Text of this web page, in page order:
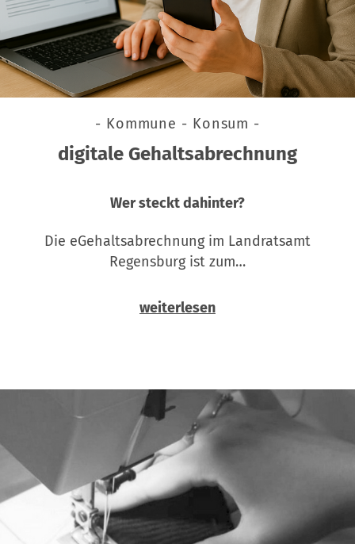
- Kommune - Konsum -
digitale Gehaltsabrechnung
Wer steckt dahinter?
Die eGehaltsabrechnung im Landratsamt
Regensburg ist zum…
weiterlesen